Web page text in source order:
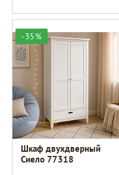
-35%
Шкаф двухдверный
Сиело 77318